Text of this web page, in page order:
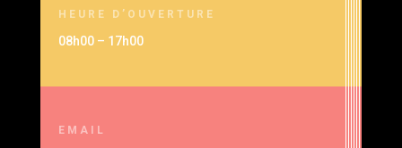
HEURE D’OUVERTURE
08h00 – 17h00
EMAIL